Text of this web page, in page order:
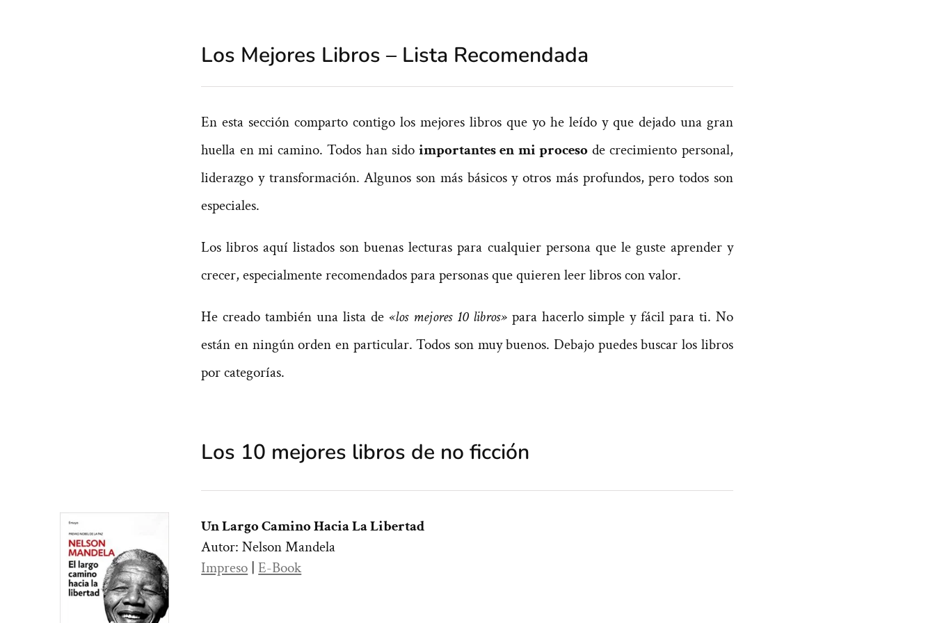
Los Mejores Libros – Lista Recomendada
En esta sección comparto contigo los mejores libros que yo he leído y quedejado una gran
huella en mi camino. Todos han sidoimportantes en mi procesode crecimiento personal,
liderazgo y transformación. Algunos son más básicos y otros más profundos, pero todos son
especiales.
Los libros aquí listados son buenas lecturas para cualquier persona que le guste aprender y
crecer, especialmente recomendados para personas que quieren leer libros con valor.
He creado también una lista de «los mejores 10 libros»para hacerlo simple y fácil para ti. No
están en ningún orden en particular. Todos son muy buenos. Debajo puedes buscar los libros
por categorías.
Los 10 mejores libros de no ficción
Un Largo Camino Hacia La Libertad
Autor: Nelson Mandela
Impreso |E-Book